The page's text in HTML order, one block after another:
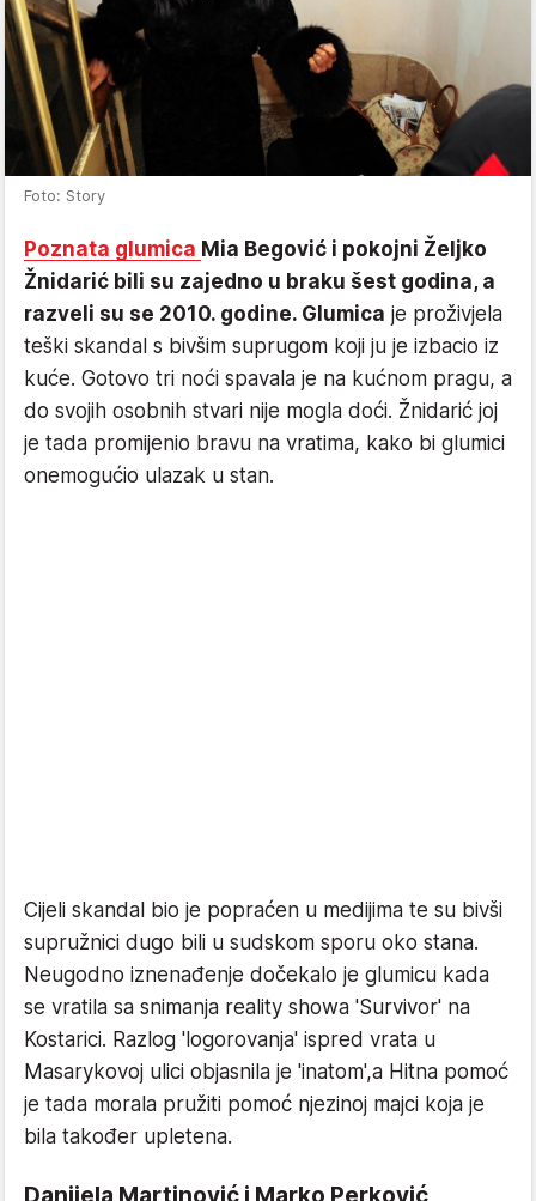
Foto: Story
Poznata glumica Mia Begović i pokojni Željko
Žnidarić bili su zajedno u braku šest godina, a
razveli su se 2010. godine. Glumica je proživjela
teški skandal s bivšim suprugom koji ju je izbacio iz
kuće. Gotovo tri noći spavala je na kućnom pragu, a
do svojih osobnih stvari nije mogla doći. Žnidarić joj
je tada promijenio bravu na vratima, kako bi glumici
onemogućio ulazak u stan.
Cijeli skandal bio je popraćen u medijima te su bivši
supružnici dugo bili u sudskom sporu oko stana.
Neugodno iznenađenje dočekalo je glumicu kada
se vratila sa snimanja reality showa 'Survivor' na
Kostarici. Razlog 'logorovanja' ispred vrata u
Masarykovoj ulici objasnila je 'inatom',a Hitna pomoć
je tada morala pružiti pomoć njezinoj majci koja je
bila također upletena.